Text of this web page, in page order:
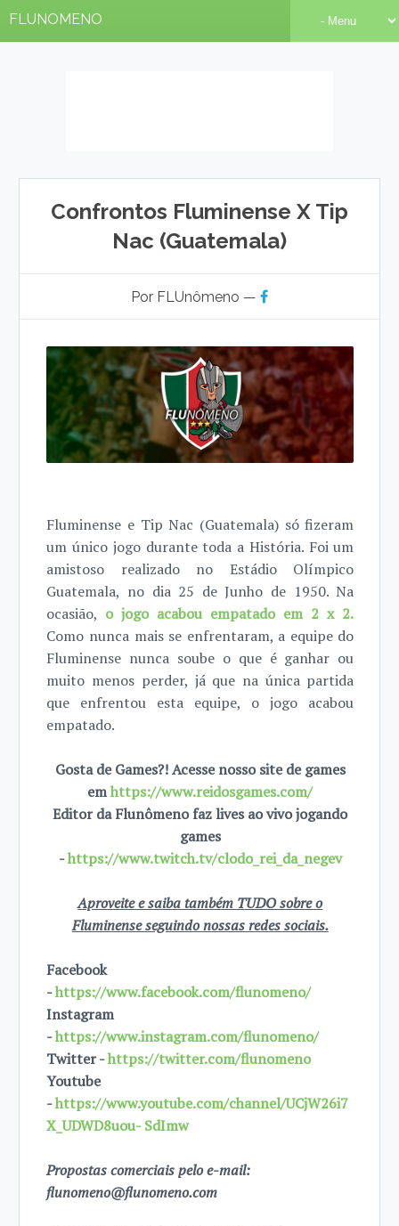
FLUNOMENO
Confrontos Fluminense X Tip
Nac (Guatemala)
Por FLUnômeno —
Fluminense e Tip Nac (Guatemala) só fizeram
um único jogo durante toda a História. Foi um
amistoso realizado no Estádio Olímpico
Guatemala, no dia 25 de Junho de 1950. Na
ocasião, o jogo acabou empatado em 2 x 2.
Como nunca mais se enfrentaram, a equipe do
Fluminense nunca soube o que é ganhar ou
muito menos perder, já que na única partida
que enfrentou esta equipe, o jogo acabou
empatado.
Gosta de Games?! Acesse nosso site de games
emhttps://www.reidosgames.com/
Editor da Flunômeno faz lives ao vivo jogando
games
-https://www.twitch.tv/clodo_rei_da_negev
Aproveite e saiba também TUDO sobre o
Fluminense seguindo nossas redes sociais.
Facebook
-https://www.facebook.com/flunomeno/
Instagram
-https://www.instagram.com/flunomeno/
Twitter -https://twitter.com/flunomeno
Youtube
-https://www.youtube.com/channel/UCjW26i7
X_UDWD8uou- SdImw
Propostas comerciais pelo e-mail:
flunomeno@flunomeno.com